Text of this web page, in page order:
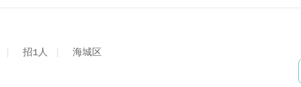
招1人 海城区